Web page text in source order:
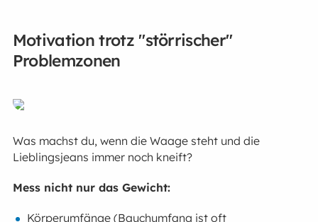
Motivation trotz "störrischer"
Problemzonen
Was machst du, wenn die Waage steht und die
Lieblingsjeans immer noch kneift?
Mess nicht nur das Gewicht:
Körperumfänge (Bauchumfang ist oft